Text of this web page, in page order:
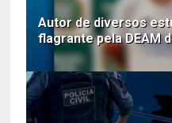
Autor de diversos
flagrante pela DEAM